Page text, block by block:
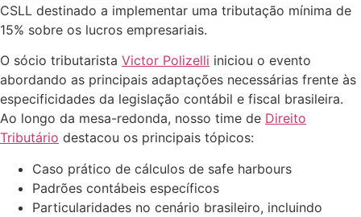
CSLL destinado a implementar uma tributação mínima de
15% sobre os lucros empresariais.
O sócio tributarista Victor Polizelli iniciou o evento
abordando as principais adaptações necessárias frente às
especificidades da legislação contábil e fiscal brasileira.
Ao longo da mesa-redonda, nosso time de Direito
Tributário destacou os principais tópicos:
Caso prático de cálculos de safe harbours
Padrões contábeis específicos
Particularidades no cenário brasileiro, incluindo